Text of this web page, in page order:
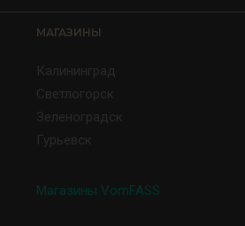
МАГАЗИНЫ
Калининград
Светлогорск
Зеленоградск
Гурьевск
Магазины VomFASS